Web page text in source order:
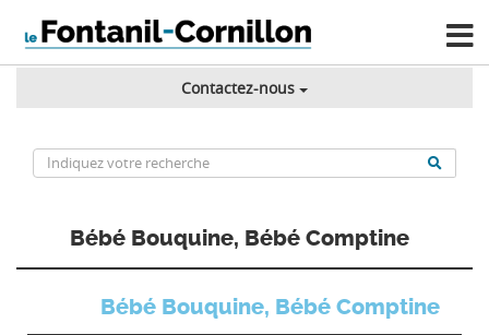
Contactez-nous
Bébé Bouquine, Bébé Comptine
Bébé Bouquine, Bébé Comptine